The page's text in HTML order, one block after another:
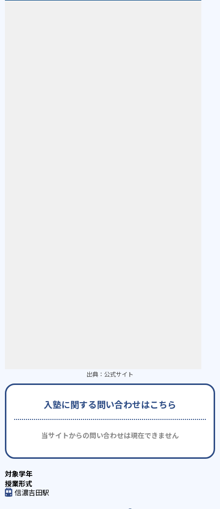
出典： 公式サイト
入塾に関する問い合わせはこちら
当サイトからの問い合わせは現在できません
信濃吉田駅